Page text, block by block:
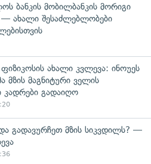
ბანკის მობილბანკის მორიგი
— ახალი შესაძლებლობები
ახალი კვლევა: ინოუეს
მზის მაგნიტური ველის
კადრები გადაიღო
გადავურჩეთ მზის სიკვდილს? —